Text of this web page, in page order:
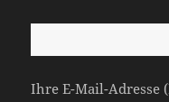
Ihre E-Mail-Adresse